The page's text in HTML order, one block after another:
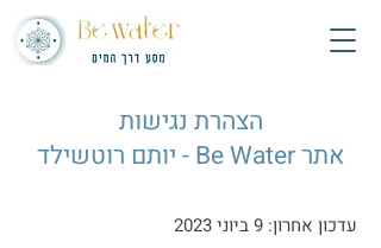
הצהרת נגישות
אתר Be Water - יותם רוטשילד
עדכון אחרון: 9 ביוני 2023